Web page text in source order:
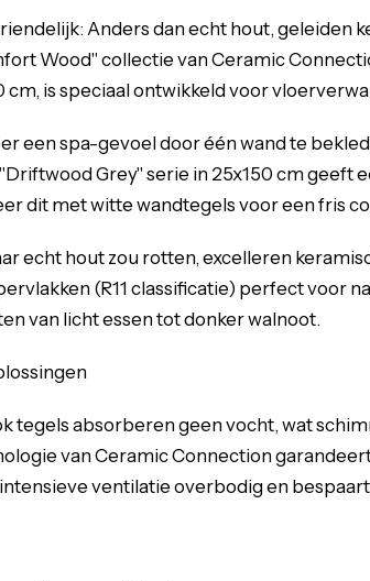
Anders dan echt hout, geleiden
Wood" collectie van Ceramic
cm, is speciaal ontwikkeld voor
een spa-gevoel door één wand te
Grey" serie in 25x150 cm geeft
dit met witte wandtegels voor een fris
echt hout zou rotten, excelleren
(R11 classificatie) perfect voor
van licht essen tot donker walnoot.
tegels absorberen geen vocht, wat
van Ceramic Connection
ventilatie overbodig en